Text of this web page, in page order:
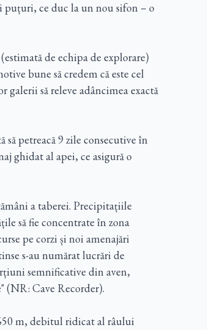
puțuri, ce duc la un nou sifon – o
de echipa de explorare)
bune să credem că este cel
galerii să releve adâncimea exactă
petreacă 9 zile consecutive în
ghidat al apei, ce asigură o
a taberei. Precipitațiile
să fie concentrate în zona
pe corzi și noi amenajări
s-au numărat lucrări de
semnificative din aven,
(NR: Cave Recorder).
m, debitul ridicat al râului